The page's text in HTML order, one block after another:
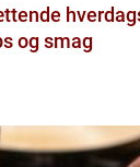
og smag